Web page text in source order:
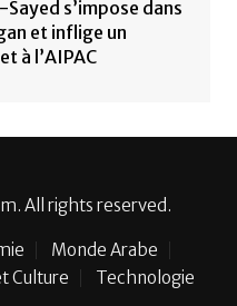
s’impose dans
et inflige un
à l’AIPAC
All rights reserved.
Monde Arabe
Culture Technologie